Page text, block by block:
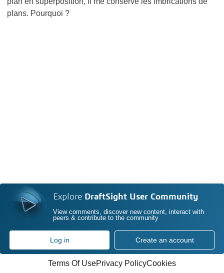
plans. Pourquoi ?
Explore DraftSight User Community
View comments, discover new content, interact with
peers & contribute to the community
Log in Create an account
Terms Of UsePrivacy PolicyCookies